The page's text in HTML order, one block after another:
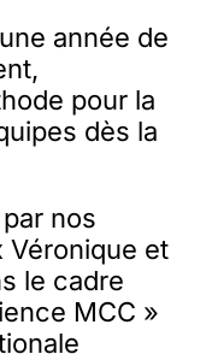
année de
pour la
dès la
nos
Véronique et
le cadre
MCC »